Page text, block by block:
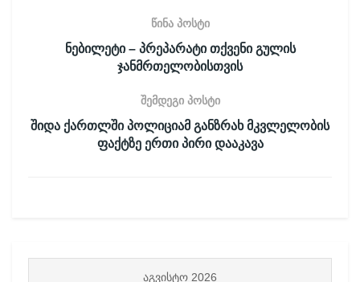
წინა პოსტი
ნებილეტი – პრეპარატი თქვენი გულის
ჯანმრთელობისთვის
შემდეგი პოსტი
შიდა ქართლში პოლიციამ განზრახ მკვლელობის
ფაქტზე ერთი პირი დააკავა
ᲐᲒᲕᲘᲡᲢᲝ 2026